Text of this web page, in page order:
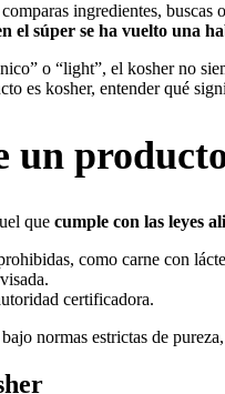
ingredientes,
el súper se ha vuelto una
o “light”, el kosher no
es kosher, entender qué
un
que cumple con las leyes
como carne con
certificadora.
normas estrictas de